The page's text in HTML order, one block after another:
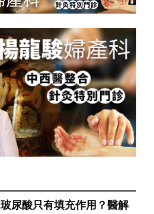
玻尿酸只有填充作用？醫解